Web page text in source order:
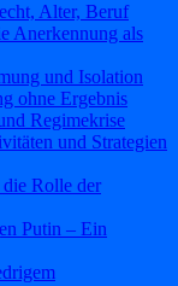
Alter, Beruf
Anerkennung als
und Isolation
ohne Ergebnis
Regimekrise
und Strategien
Rolle der
Putin – Ein